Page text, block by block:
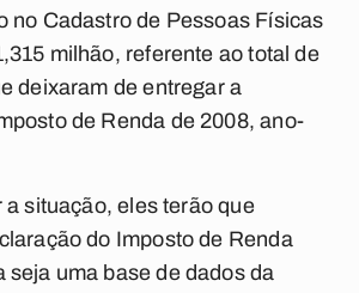
no Cadastro de Pessoas Físicas
milhão, referente ao total de
deixaram de entregar a
de Renda de 2008, ano-
situação, eles terão que
do Imposto de Renda
seja uma base de dados da